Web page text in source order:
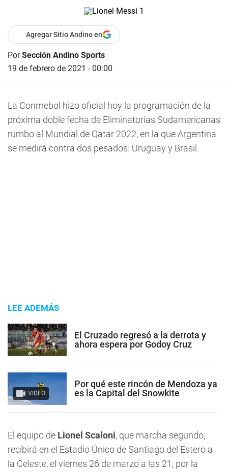
Agregar Sitio Andino en
PorSección Andino Sports
19 de febrero de 2021 - 00:00
La Conmebol hizo oficial hoy la programación de la
próxima doble fecha de Eliminatorias Sudamericanas
rumbo al Mundial de Qatar 2022, en la que Argentina
se medirá contra dos pesados: Uruguay y Brasil.
LEE ADEMÁS
El Cruzado regresó a la derrota y
ahora espera por Godoy Cruz
VIDEO
Por qué este rincón de Mendoza ya
es la Capital del Snowkite
El equipo de Lionel Scaloni, que marcha segundo,
recibirá en el Estadio Único de Santiago del Estero a
la Celeste, el viernes 26 de marzo a las 21, por la